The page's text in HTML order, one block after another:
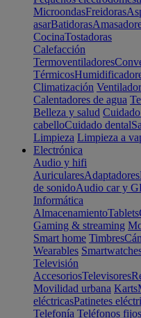
MicroondasFreidoras
asarBatidoras
CocinaTostadoras
Calefacción
Termoventiladores
Térmicos
Climatización
Calentadores de agua
Belleza y salud
cabelloCuidado dental
Limpieza Limpieza a
Electrónica
Audio y hifi
AuricularesAdaptadores
de sonidoAudio car y
Informática
AlmacenamientoTablets
Gaming & streaming
Smart home Timbres
Wearables
Televisión
AccesoriosTelevisores
Movilidad urbana Karts
eléctricasPatinetes
Telefonía Teléfonos fijos